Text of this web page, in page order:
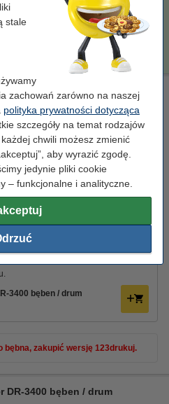
stale
zachowań zarówno na naszej
polityka prywatności dotycząca
szczegóły na temat rodzajów
chwili możesz zmienić
aby wyrazić zgodę.
jedynie pliki cookie
– funkcjonalne i analityczne.
(wersję 123drukuj) zamiast
/ drum, oryginalny
± 30.000 stron DR-3400
całą specyfikacje
poniedziałek
0,02 zł
do wersji oryginalnej!
3400 bęben / drum
bębna, zakupić wersję 123drukuj.
DR-3400 bęben / drum